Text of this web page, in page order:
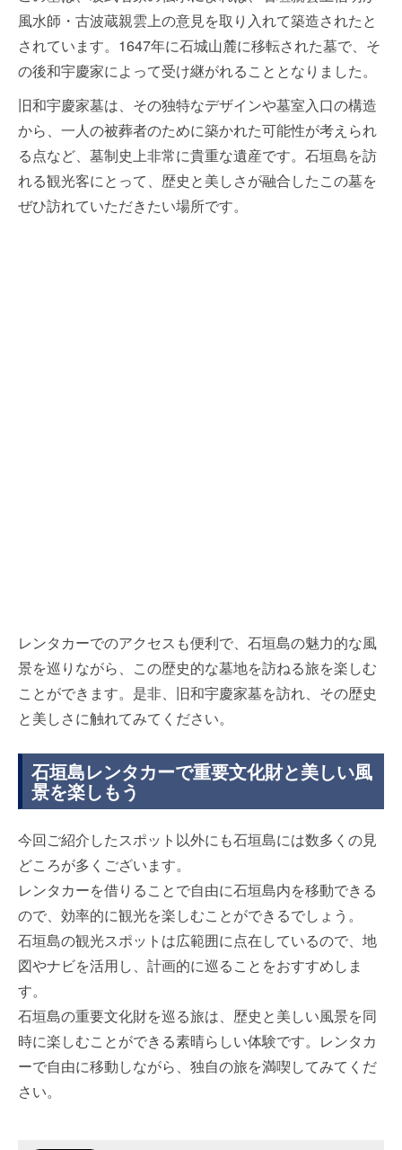
風水師・古波蔵親雲上の意見を取り入れて築造されたと
されています。1647年に石城山麓に移転された墓で、そ
の後和宇慶家によって受け継がれることとなりました。
旧和宇慶家墓は、その独特なデザインや墓室入口の構造
から、一人の被葬者のために築かれた可能性が考えられ
る点など、墓制史上非常に貴重な遺産です。石垣島を訪
れる観光客にとって、歴史と美しさが融合したこの墓を
ぜひ訪れていただきたい場所です。
レンタカーでのアクセスも便利で、石垣島の魅力的な風
景を巡りながら、この歴史的な墓地を訪ねる旅を楽しむ
ことができます。是非、旧和宇慶家墓を訪れ、その歴史
と美しさに触れてみてください。
石垣島レンタカーで重要文化財と美しい風
景を楽しもう
今回ご紹介したスポット以外にも石垣島には数多くの見
どころが多くございます。
レンタカーを借りることで自由に石垣島内を移動できる
ので、効率的に観光を楽しむことができるでしょう。
石垣島の観光スポットは広範囲に点在しているので、地
図やナビを活用し、計画的に巡ることをおすすめしま
す。
石垣島の重要文化財を巡る旅は、歴史と美しい風景を同
時に楽しむことができる素晴らしい体験です。レンタカ
ーで自由に移動しながら、独自の旅を満喫してみてくだ
さい。